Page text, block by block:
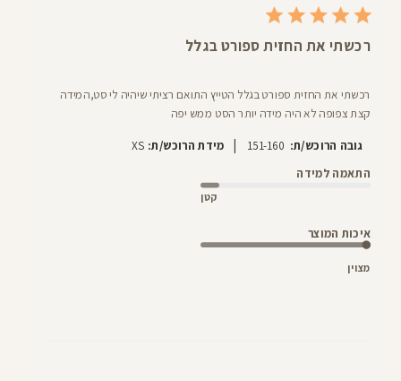
רכשתי את החזית ספורט בגלל
רכשתי את החזית ספורט בגלל הטייץ התואם רציתי שיהיה לי סט,המידה
קצת צפופה לא היה מידה יותר הסט ממש יפה
גובה הרוכש/ת: 151-160
| מידת הרוכש/ת: XS
התאמה למידה
קטן
איכות המוצר
מצוין